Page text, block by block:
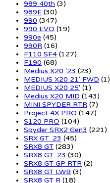
989 40th (3)
989E (30)
990 (347)
990 EVO (19)
990e (45)
990R (16)
F110 SF4 (127)
F190 (68)
Medius X20 '23 (23)
MEDIUS X20 21' FWD (1)
MEDIUS X20 25' (1)
Medius X20 MID (143)
MINI SPYDER RTR (7)
Project 4X PRO (147)
S120 PRO (104)
Spyder SRX2 Gen3 (221)
SRX GT .23 (45)
SRX8 GT (283)
SRX8 GT .23 (30)
SRX8 GT GP RTR (2)
SRX8 GT LWB (3)
SRX8 GT R (18)